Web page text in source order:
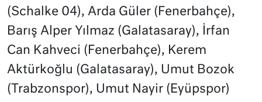
(Schalke 04), Arda Güler (Fenerbahçe),
Barış Alper Yılmaz (Galatasaray), İrfan
Can Kahveci (Fenerbahçe), Kerem
Aktürkoğlu (Galatasaray), Umut Bozok
(Trabzonspor), Umut Nayir (Eyüpspor)